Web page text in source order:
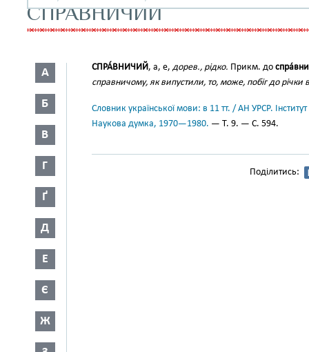
СПРАВНИЧИЙ
А
Б
В
Г
Ґ
Д
Е
Є
Ж
СПРА́ВНИЧИЙ, а, е, дорев., рідко. Прикм. до
справничому, як випустили, то, може, побіг до річки
Словник української мови: в 11 тт. / АН УРСР.
Наукова думка, 1970—1980. — Т. 9. — С. 594.
Поділитись: